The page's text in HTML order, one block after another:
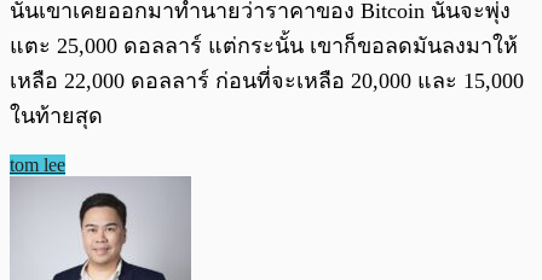
นั้นเขาเคยออกมาทำนายว่าราคาของ Bitcoin นั้นจะพุ่ง
แตะ 25,000 ดอลลาร์ แต่กระนั้น เขาก็ขอลดมันลงมาให้
เหลือ 22,000 ดอลลาร์ ก่อนที่จะเหลือ 20,000 และ 15,000
ในท้ายสุด
tom lee